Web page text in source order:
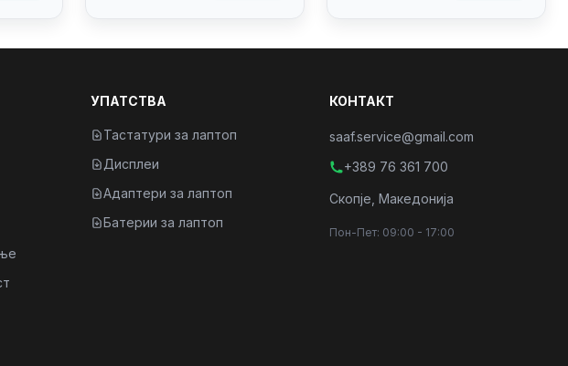
УПАТСТВА
Тастатури за лаптоп
Дисплеи
Адаптери за лаптоп
Батерии за лаптоп
КОНТАКТ
saaf.service@gmail.com
+389 76 361 700
Скопје, Македонија
Пон-Пет: 09:00 - 17:00